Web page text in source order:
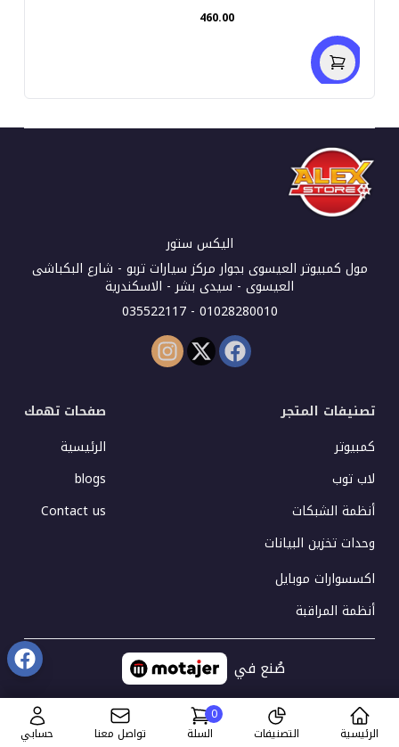
460.00
اليكس ستور
مول كمبيوتر العيسوى بجوار مركز سيارات تربو - شارع البكباشى
العيسوى - سيدى بشر - الاسكندرية
01028280010 - 035522117
تصنيفات المتجر
كمبيوتر
لاب توب
أنظمة الشبكات
وحدات تخزين البيانات
اكسسوارات موبايل
أنظمة المراقبة
صفحات تهمك
الرئيسية
blogs
Contact us
صُنع في
الرئيسية التصنيفات
0
السلة
تواصل معنا حسابي